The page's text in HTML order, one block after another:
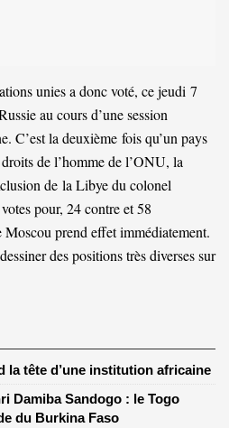
unies a donc voté, ce jeudi 7
au cours d’une session
C’est la deuxième fois qu’un pays
de l’homme de l’ONU, la
de la Libye du colonel
pour, 24 contre et 58
Moscou prend effet immédiatement.
des positions très diverses sur
la tête d’une institution africaine
Damiba Sandogo : le Togo
du Burkina Faso